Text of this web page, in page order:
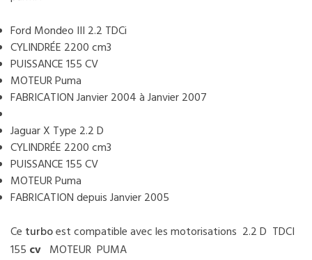
Ford Mondeo III 2.2 TDCi
CYLINDRÉE 2200 cm3
PUISSANCE 155 CV
MOTEUR Puma
FABRICATION Janvier 2004 à Janvier 2007
Jaguar X Type 2.2 D
CYLINDRÉE 2200 cm3
PUISSANCE 155 CV
MOTEUR Puma
FABRICATION depuis Janvier 2005
Ce turboest compatible avec les motorisations 2.2 D TDCI
155 cv MOTEUR PUMA